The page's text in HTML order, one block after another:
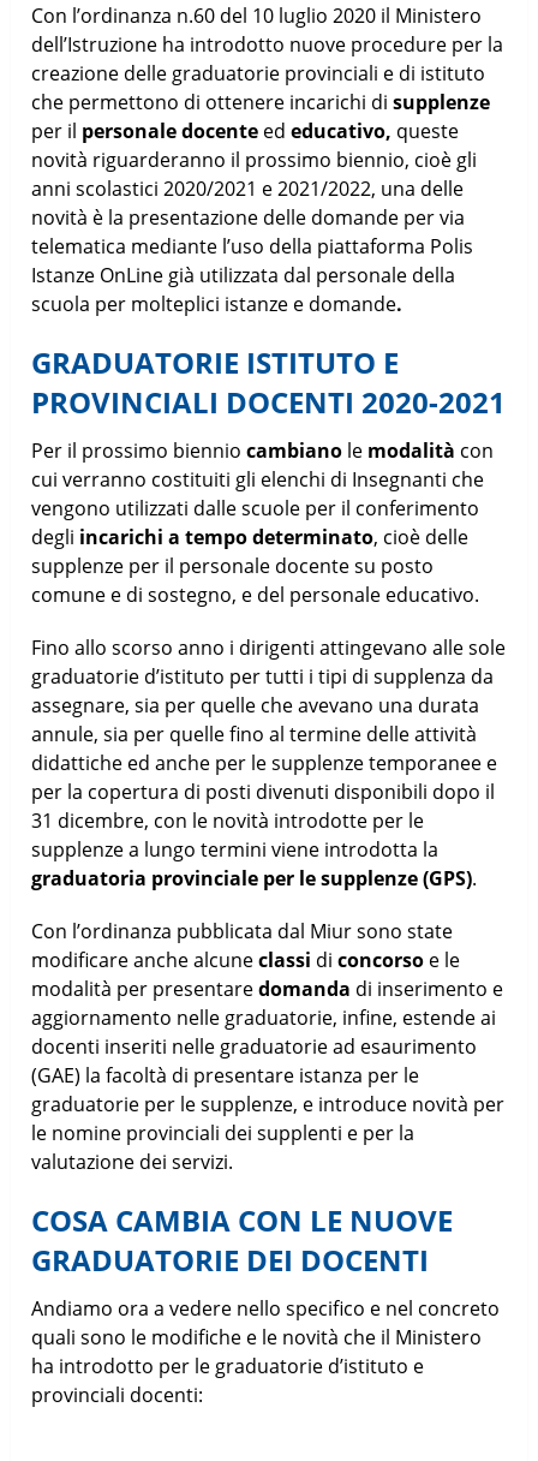
Con l’ordinanza n.60 del 10 luglio 2020 il Ministero
dell’Istruzione ha introdotto nuove procedure per la
creazione delle graduatorie provinciali e di istituto
che permettono di ottenere incarichi disupplenze
per il personale docente ededucativo, queste
novità riguarderanno il prossimo biennio, cioè gli
anni scolastici 2020/2021 e 2021/2022, una delle
novità è la presentazione delle domande per via
telematica mediante l’uso della piattaforma Polis
Istanze OnLine già utilizzata dal personale della
scuola per molteplici istanze e domande.
GRADUATORIE ISTITUTO E
PROVINCIALI DOCENTI 2020-2021
Per il prossimo bienniocambiano le modalità con
cui verranno costituiti gli elenchi di Insegnanti che
vengono utilizzati dalle scuole per il conferimento
degli incarichi a tempo determinato, cioè delle
supplenze per il personale docente su posto
comune e di sostegno, e del personale educativo.
Fino allo scorso anno i dirigenti attingevano alle sole
graduatorie d’istituto per tutti i tipi di supplenza da
assegnare, sia per quelle che avevano una durata
annule, sia per quelle fino al termine delle attività
didattiche ed anche per le supplenze temporanee e
per la copertura di posti divenuti disponibili dopo il
31 dicembre, con le novità introdotte per le
supplenze a lungo termini viene introdotta la
graduatoria provinciale per le supplenze (GPS).
Con l’ordinanza pubblicata dal Miur sono state
modificare anche alcuneclassi diconcorso e le
modalità per presentaredomanda di inserimento e
aggiornamento nelle graduatorie, infine, estende ai
docenti inseriti nelle graduatorie ad esaurimento
(GAE) la facoltà di presentare istanza per le
graduatorie per le supplenze, e introduce novità per
le nomine provinciali dei supplenti e per la
valutazione dei servizi.
COSA CAMBIA CON LE NUOVE
GRADUATORIE DEI DOCENTI
Andiamo ora a vedere nello specifico e nel concreto
quali sono le modifiche e le novità che il Ministero
ha introdotto per le graduatorie d’istituto e
provinciali docenti: